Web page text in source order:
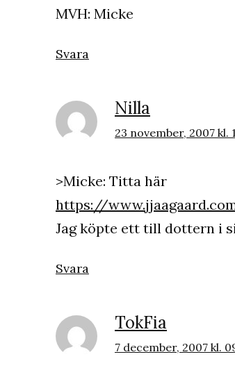
MVH: Micke
Svara
Nilla
23 november, 2007 kl.
>Micke: Titta här
https://
Jag köpte ett till dottern i
Svara
TokFia
7 december, 2007 kl.